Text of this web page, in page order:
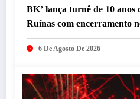
BK’ lança turnê de 10 anos
Ruínas com encerramento
6 De Agosto De 2026